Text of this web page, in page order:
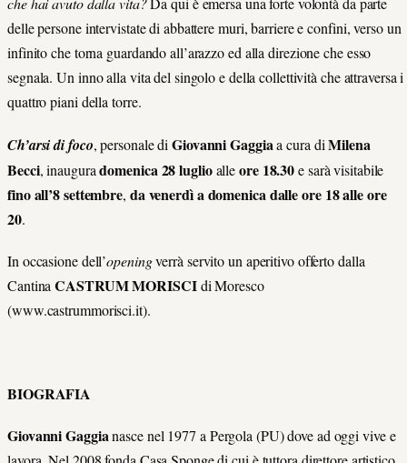
delle persone intervistate di abbattere muri, barriere e confini, verso un
infinito che torna guardando all’arazzo ed alla direzione che esso
segnala. Un inno alla vita del singolo e della collettività che attraversa i
quattro piani della torre.
Ch’arsi di foco, personale di Giovanni Gaggiaa cura diMilena
Becci, inauguradomenica 28 luglioalleore 18.30e sarà visitabile
fino all’8 settembre, da venerdì a domenica dalle ore 18 alle ore
20.
In occasione dell’openingverrà servito un aperitivo offerto dalla
CantinaCASTRUM MORISCIdi Moresco
(www.castrummorisci.it).
BIOGRAFIA
Giovanni Gaggianasce nel 1977 a Pergola (PU) dove ad oggi vive e